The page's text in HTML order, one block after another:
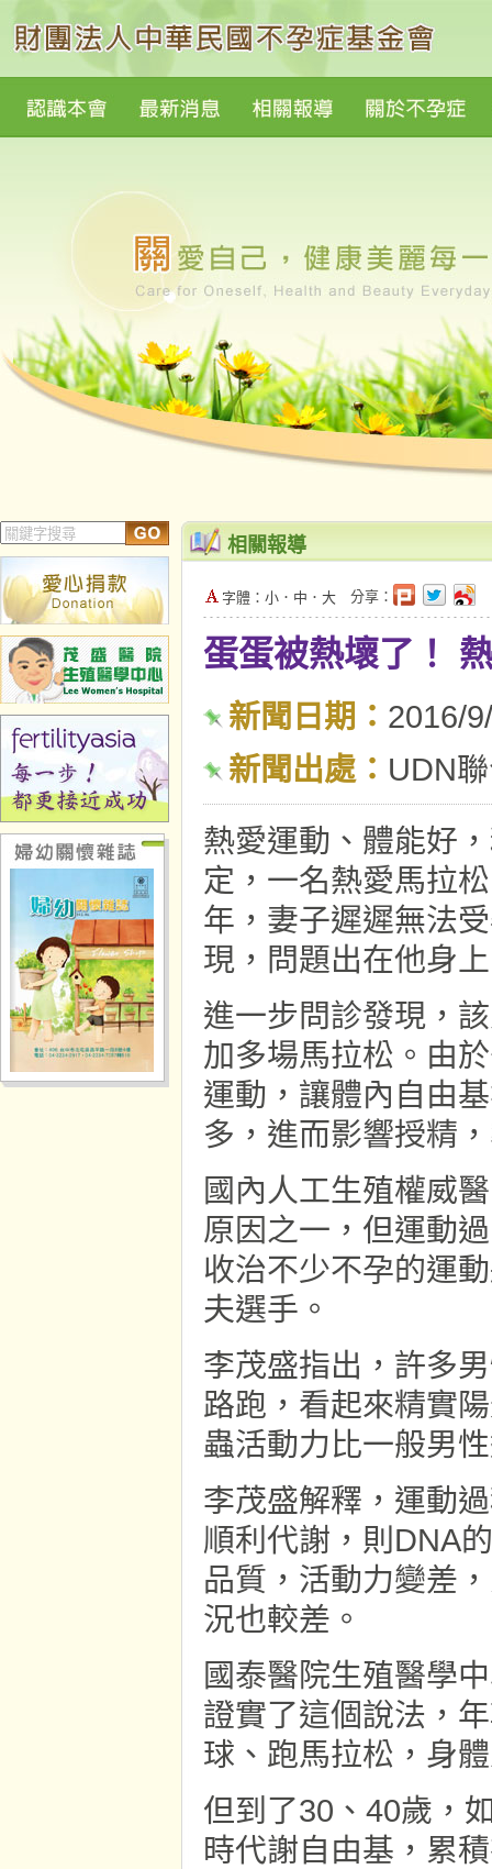
相關報導
字體： 小 ． 中 ． 大 分享：
蛋蛋被熱壞了！
新聞日期： 2016/
新聞出處： UDN
熱愛運動、體能好
定，一名熱愛馬拉
年，妻子遲遲無法
現，問題出在他身
進一步問診發現，
加多場馬拉松。由
運動，讓體內自由
多，進而影響授精
國內人工生殖權威
原因之一，但運動
收治不少不孕的運
夫選手。
李茂盛指出，許多
路跑，看起來精實
蟲活動力比一般男
李茂盛解釋，運動
順利代謝，則DNA
品質，活動力變差
況也較差。
國泰醫院生殖醫學
證實了這個說法，
球、跑馬拉松，身
但到了30、40歲，
時代謝自由基，累